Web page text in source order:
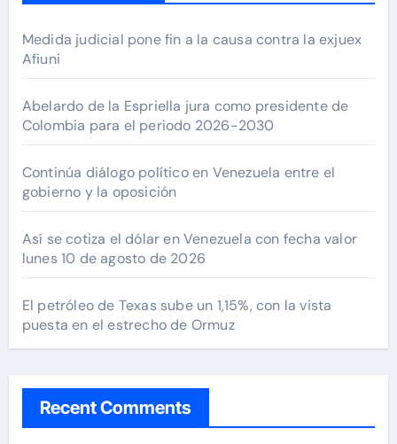
Medida judicial pone fin a la causa contra la exjuex
Afiuni
Abelardo de la Espriella jura como presidente de
Colombia para el periodo 2026-2030
Continúa diálogo político en Venezuela entre el
gobierno y la oposición
Así se cotiza el dólar en Venezuela con fecha valor
lunes 10 de agosto de 2026
El petróleo de Texas sube un 1,15%, con la vista
puesta en el estrecho de Ormuz
Recent Comments